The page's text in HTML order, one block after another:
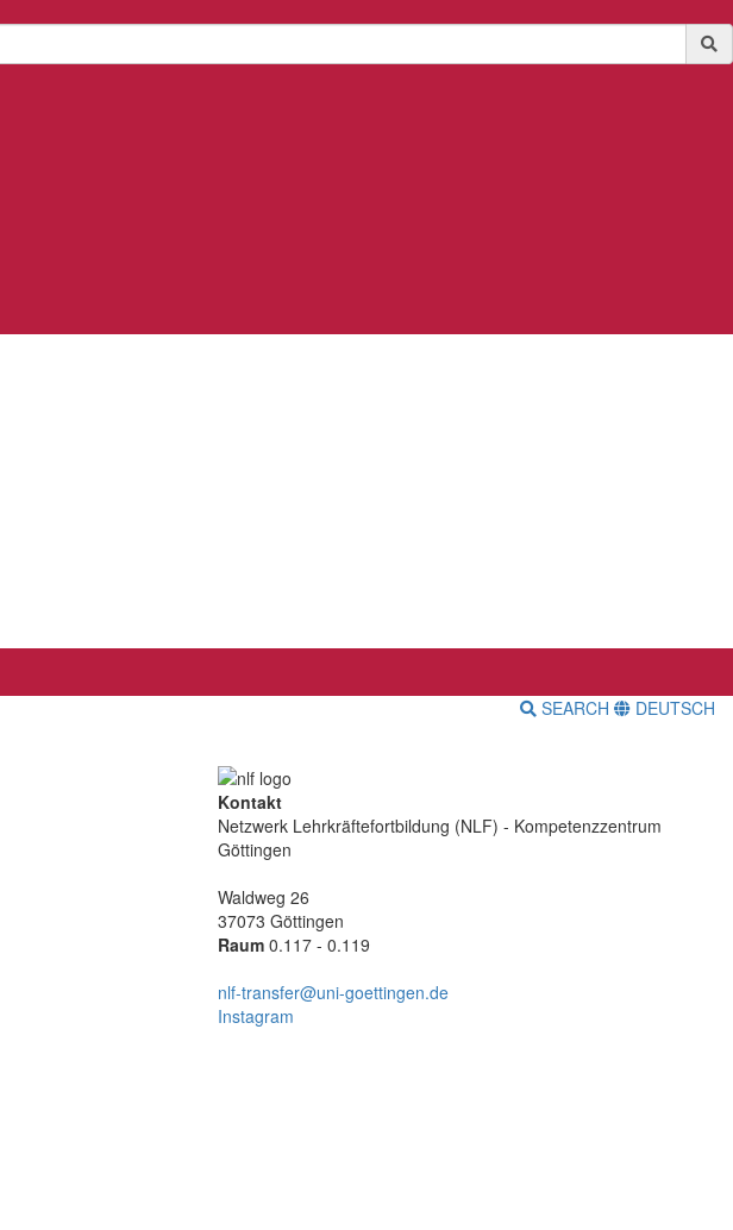
SEARCH DEUTSCH
Kontakt
Netzwerk Lehrkräftefortbildung (NLF) - Kompetenzzentrum
Göttingen
Waldweg 26
37073 Göttingen
Raum 0.117 - 0.119
nlf-transfer@uni-goettingen.de
Instagram